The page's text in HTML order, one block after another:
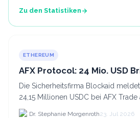
Zu den Statistiken
ETHEREUM
AFX Protocol: 24 Mio. USD
Die Sicherheitsfirma Blockaid
24,15 Millionen USDC bei AFX
Dr. Stephanie Morgenroth23. Jul 2026